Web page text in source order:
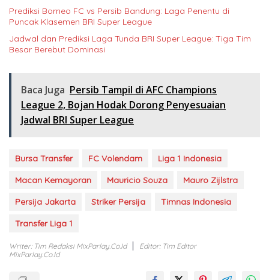
Prediksi Borneo FC vs Persib Bandung: Laga Penentu di
Puncak Klasemen BRI Super League
Jadwal dan Prediksi Laga Tunda BRI Super League: Tiga Tim
Besar Berebut Dominasi
Baca Juga Persib Tampil di AFC Champions
League 2, Bojan Hodak Dorong Penyesuaian
Jadwal BRI Super League
Bursa Transfer FC Volendam
Liga 1 Indonesia
Macan Kemayoran
Mauricio Souza
Mauro Zijlstra
Persija Jakarta
Striker Persija
Timnas Indonesia
Transfer Liga 1
Writer: Tim Redaksi MixParlay.co.id
Editor: Tim Editor
MixParlay.co.id